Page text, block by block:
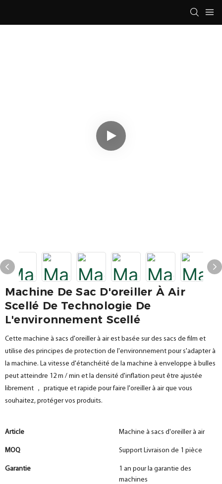
Machine De Sac D'oreiller À Air
Scellé De Technologie De
L'environnement Scellé
Cette machine à sacs d'oreiller à air est basée sur des sacs de film et
utilise des principes de protection de l'environnement pour s'adapter à
la machine. La vitesse d'étanchéité de la machine à enveloppe à bulles
peut atteindre 12 m / min et la densité d'inflation peut être ajustée
librement ， pratique et rapide pour faire l'oreiller à air que vous
souhaitez, protéger vos produits.
Article Machine à sacs d'oreiller à air
MOQ Support Livraison de 1 pièce
Garantie
1 an pour la garantie des
machines